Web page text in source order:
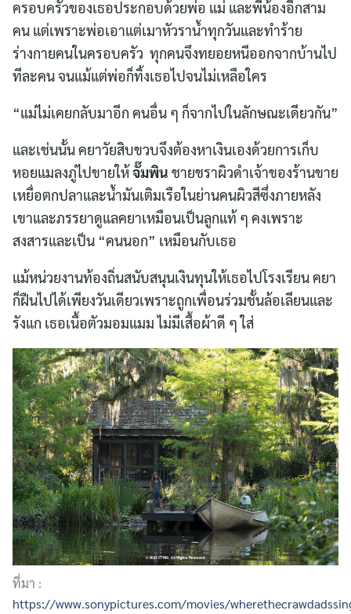
ครอบครัวของเธอประกอบด้วยพ่อ แม่ และพี่น้องอีกสาม
คน แต่เพราะพ่อเอาแต่เมาหัวราน้ำทุกวันและทำร้าย
ร่างกายคนในครอบครัว ทุกคนจึงทยอยหนีออกจากบ้านไป
ทีละคน จนแม้แต่พ่อก็ทิ้งเธอไปจนไม่เหลือใคร
“แม่ไม่เคยกลับมาอีก คนอื่น ๆ ก็จากไปในลักษณะเดียวกัน”
และเช่นนั้น คยาวัยสิบขวบจึงต้องหาเงินเองด้วยการเก็บ
หอยแมลงภู่ไปขายให้จั๊มพิน ชายชราผิวดำเจ้าของร้านขาย
เหยื่อตกปลาและน้ำมันเติมเรือในย่านคนผิวสีซึ่งภายหลัง
เขาและภรรยาดูแลคยาเหมือนเป็นลูกแท้ ๆ คงเพราะ
สงสารและเป็น “คนนอก” เหมือนกับเธอ
แม้หน่วยงานท้องถิ่นสนับสนุนเงินทุนให้เธอไปโรงเรียน คยา
ก็ฝืนไปได้เพียงวันเดียวเพราะถูกเพื่อนร่วมชั้นล้อเลียนและ
รังแก เธอเนื้อตัวมอมแมม ไม่มีเสื้อผ้าดี ๆ ใส่
ที่มา :
https://www.sonypictures.com/movies/